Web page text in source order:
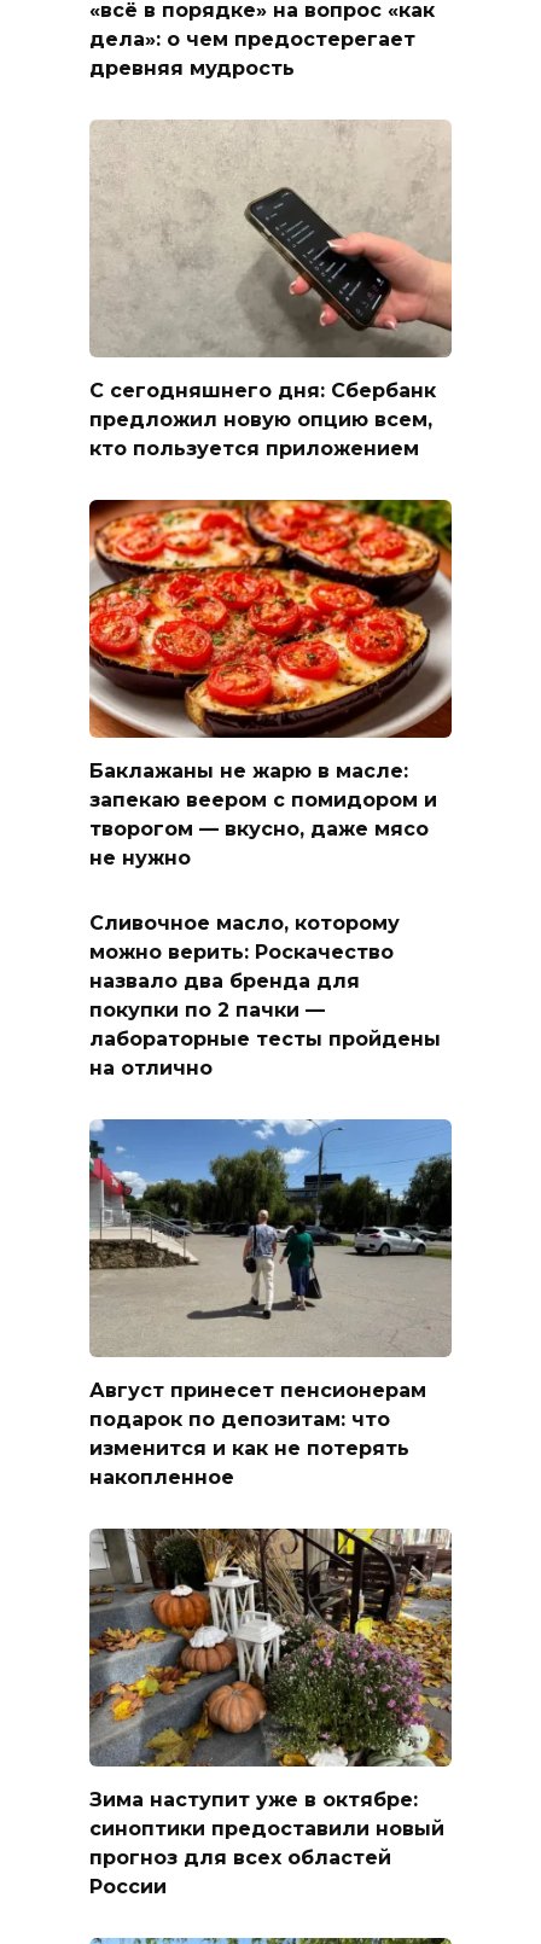
«всё в порядке» на вопрос «как
дела»: о чем предостерегает
древняя мудрость
С сегодняшнего дня: Сбербанк
предложил новую опцию всем,
кто пользуется приложением
Баклажаны не жарю в масле:
запекаю веером с помидором и
творогом — вкусно, даже мясо
не нужно
Сливочное масло, которому
можно верить: Роскачество
назвало два бренда для
покупки по 2 пачки —
лабораторные тесты пройдены
на отлично
Август принесет пенсионерам
подарок по депозитам: что
изменится и как не потерять
накопленное
Зима наступит уже в октябре:
синоптики предоставили новый
прогноз для всех областей
России